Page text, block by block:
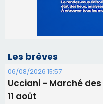
Corte –
projection sous les
06/08/2026 15:04
Alata - Soirée Tango
Benedetto